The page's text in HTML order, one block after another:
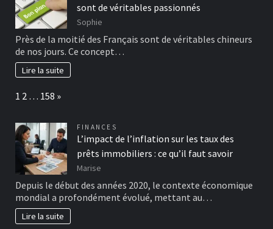
sont de véritables passionnés
Sophie
Près de la moitié des Français sont de véritables chineurs
de nos jours. Ce concept…
Lire la suite
Page:
1 2 … 158 Next
»
FINANCES
L’impact de l’inflation sur les taux des
prêts immobiliers : ce qu’il faut savoir
Marise
Depuis le début des années 2020, le contexte économique
mondial a profondément évolué, mettant au…
Lire la suite